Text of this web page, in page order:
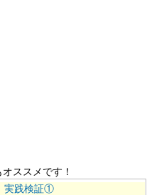
ススメです！
実践検証①